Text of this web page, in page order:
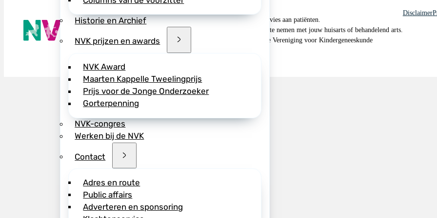
Historie en Archief
NVK prijzen en awards
NVK Award
Maarten Kappelle Tweelingprijs
Prijs voor de Jonge Onderzoeker
Gorterpenning
NVK-congres
Werken bij de NVK
Contact
Adres en route
Public affairs
Adverteren en sponsoring
De NVK geeft geen medisch advies aan patiënten.
Wij adviseren je om contact op te nemen met jouw huisarts of behandelend arts.
Copyright © 2026, Nederlandse Vereniging voor Kindergeneeskunde
Disclaimer